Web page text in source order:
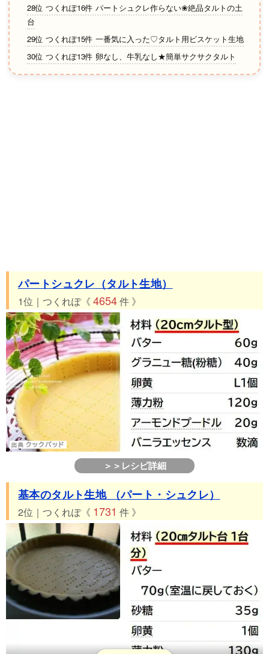
28位 つくれぽ16件 パートシュクレ作らない❀絶品タルトの土
台
29位 つくれぽ15件 一番気に入った♡タルト用ビスケット生地
30位 つくれぽ13件 卵なし、牛乳なし★簡単サクサクタルト
パートシュクレ（タルト生地）
1位｜つくれぽ《 4654件 》
＞＞レシピ詳細
基本のタルト生地 （パート・シュクレ）
2位｜つくれぽ《 1731 件 》